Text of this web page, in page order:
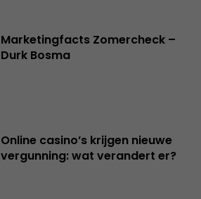
Marketingfacts Zomercheck –
Durk Bosma
Online casino’s krijgen nieuwe
vergunning: wat verandert er?